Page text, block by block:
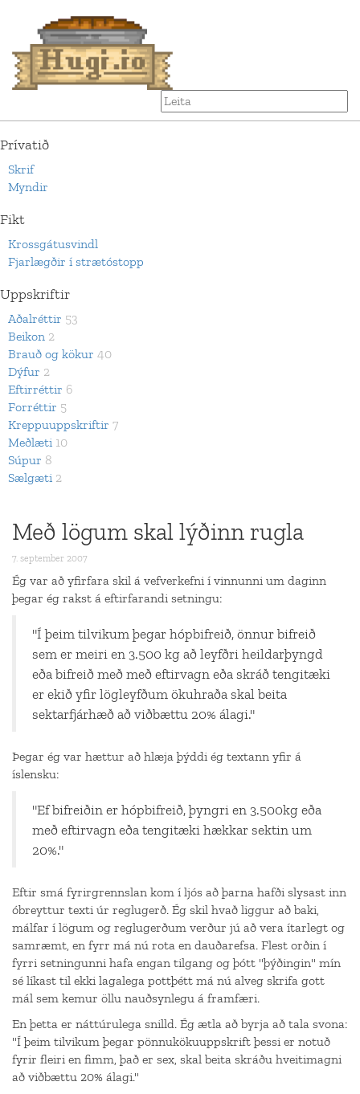
Prívatið
Skrif
Myndir
Fikt
Krossgátusvindl
Fjarlægðir í strætóstopp
Uppskriftir
Aðalréttir 53
Beikon 2
Brauð og kökur 40
Dýfur 2
Eftirréttir 6
Forréttir 5
Kreppuuppskriftir 7
Meðlæti 10
Súpur 8
Sælgæti 2
Með lögum skal lýðinn rugla
7. september 2007
Ég var að yfirfara skil á vefverkefni í vinnunni um daginn
þegar ég rakst á eftirfarandi setningu:
"Í þeim tilvikum þegar hópbifreið, önnur bifreið
sem er meiri en 3.500 kg að leyfðri heildarþyngd
eða bifreið með með eftirvagn eða skráð tengitæki
er ekið yfir lögleyfðum ökuhraða skal beita
sektarfjárhæð að viðbættu 20% álagi."
Þegar ég var hættur að hlæja þýddi ég textann yfir á
íslensku:
"Ef bifreiðin er hópbifreið, þyngri en 3.500kg eða
með eftirvagn eða tengitæki hækkar sektin um
20%."
Eftir smá fyrirgrennslan kom í ljós að þarna hafði slysast inn
óbreyttur texti úr reglugerð. Ég skil hvað liggur að baki,
málfar í lögum og reglugerðum verður jú að vera ítarlegt og
samræmt, en fyrr má nú rota en dauðarefsa. Flest orðin í
fyrri setningunni hafa engan tilgang og þótt "þýðingin" mín
sé líkast til ekki lagalega pottþétt má nú alveg skrifa gott
mál sem kemur öllu nauðsynlegu á framfæri.
En þetta er náttúrulega snilld. Ég ætla að byrja að tala svona:
"Í þeim tilvikum þegar pönnukökuuppskrift þessi er notuð
fyrir fleiri en fimm, það er sex, skal beita skráðu hveitimagni
að viðbættu 20% álagi."